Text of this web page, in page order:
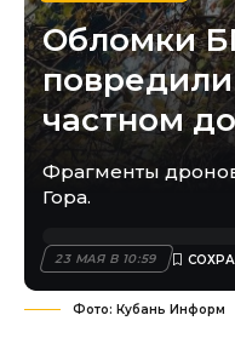
Обломки
частном
Фрагменты
Гора.
23 МАЯ В 10:59
Фото: Кубань Информ